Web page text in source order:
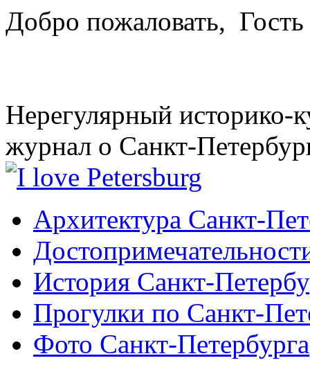
Добро пожаловать, Гость
Нерегулярный историко-
журнал о Санкт-
Архитектура Санкт-
История Санкт-
Прогулки по Санкт-
Фото Санкт-Петербурга